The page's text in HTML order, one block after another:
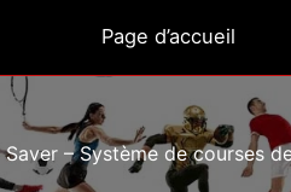
Page d’accueil
– Système de courses